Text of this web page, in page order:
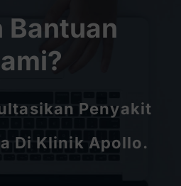
Bantuan
Penyakit
Di Klinik Apollo.